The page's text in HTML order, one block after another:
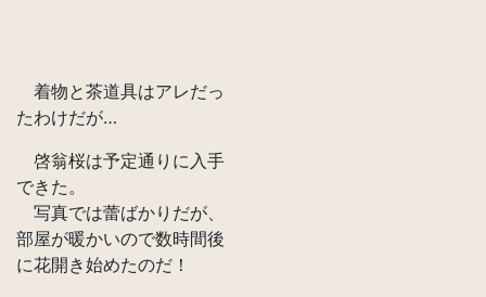
着物と茶道具はアレだっ
たわけだが…
啓翁桜は予定通りに入手
できた。
写真では蕾ばかりだが、
部屋が暖かいので数時間後
に花開き始めたのだ！